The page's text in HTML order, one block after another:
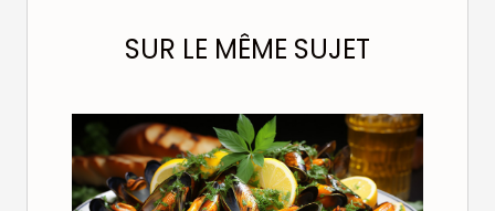
SUR LE MÊME SUJET